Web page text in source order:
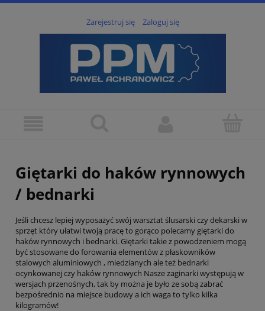
Zarejestruj się Zaloguj się
Giętarki do haków rynnowych
/ bednarki
Jeśli chcesz lepiej wyposażyć swój warsztat ślusarski czy dekarski w
sprzęt który ułatwi twoją pracę to gorąco polecamy giętarki do
haków rynnowych i bednarki. Giętarki takie z powodzeniem mogą
być stosowane do forowania elementów z płaskowników
stalowych aluminiowych , miedzianych ale też bednarki
ocynkowanej czy haków rynnowych Nasze zaginarki występują w
wersjach przenośnych, tak by można je było ze sobą zabrać
bezpośrednio na miejsce budowy a ich waga to tylko kilka
kilogramów!